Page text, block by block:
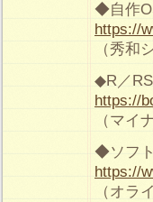
◆自作
https://
（秀和
◆R／
https://
（マイ
◆ソフ
https://
（オラ